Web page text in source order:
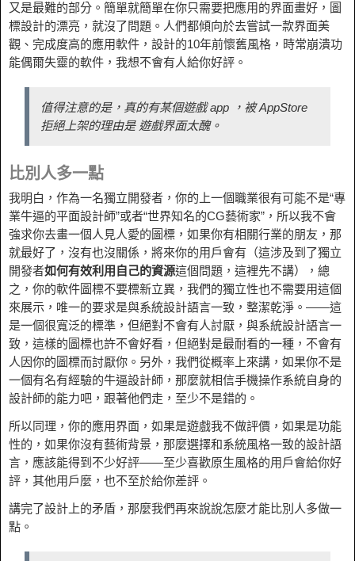
又是最難的部分。簡單就簡單在你只需要把應用的界面畫好，圖
標設計的漂亮，就沒了問題。人們都傾向於去嘗試一款界面美
觀、完成度高的應用軟件，設計的10年前懷舊風格，時常崩潰功
能偶爾失靈的軟件，我想不會有人給你好評。
值得注意的是，真的有某個遊戲 app ，被 AppStore
拒絕上架的理由是 遊戲界面太醜。
比別人多一點
我明白，作為一名獨立開發者，你的上一個職業很有可能不是“專
業牛逼的平面設計師”或者“世界知名的CG藝術家”，所以我不會
強求你去畫一個人見人愛的圖標，如果你有相關行業的朋友，那
就最好了，沒有也沒關係，將來你的用戶會有（這涉及到了獨立
開發者如何有效利用自己的資源這個問題，這裡先不講），總
之，你的軟件圖標不要標新立異，我們的獨立性也不需要用這個
來展示，唯一的要求是與系統設計語言一致，整潔乾淨。——這
是一個很寬泛的標準，但絕對不會有人討厭，與系統設計語言一
致，這樣的圖標也許不會好看，但絕對是最耐看的一種，不會有
人因你的圖標而討厭你。另外，我們從概率上來講，如果你不是
一個有名有經驗的牛逼設計師，那麼就相信手機操作系統自身的
設計師的能力吧，跟著他們走，至少不是錯的。
所以同理，你的應用界面，如果是遊戲我不做評價，如果是功能
性的，如果你沒有藝術背景，那麼選擇和系統風格一致的設計語
言，應該能得到不少好評——至少喜歡原生風格的用戶會給你好
評，其他用戶麼，也不至於給你差評。
講完了設計上的矛盾，那麼我們再來說說怎麼才能比別人多做一
點。